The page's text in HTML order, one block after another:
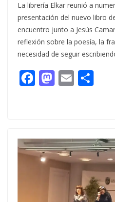
La librería Elkar reunió a
presentación del nuevo libro
encuentro junto a Jesús
reflexión sobre la poesía, la
necesidad de seguir
F
o
o
M
o
n
E
ar
ti
r